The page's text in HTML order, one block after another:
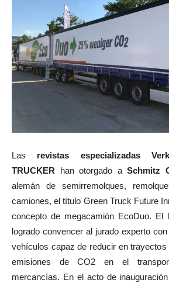
Las revistas especializadas
TRUCKER han otorgado a Schmitz
alemán de semirremolques,
camiones, el título Green Truck Future
concepto de megacamión EcoDuo. El
logrado convencer al jurado experto
vehículos capaz de reducir en
emisiones de CO2 en el
mercancías. En el acto de